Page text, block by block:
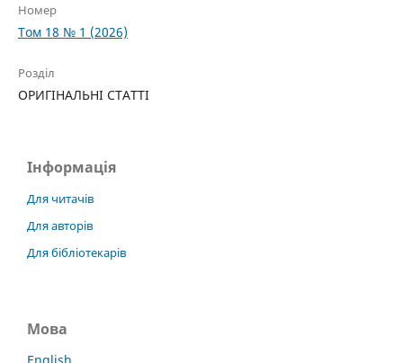
Номер
Том 18 № 1 (2026)
Розділ
ОРИГІНАЛЬНІ СТАТТІ
Інформація
Для читачів
Для авторів
Для бібліотекарів
Мова